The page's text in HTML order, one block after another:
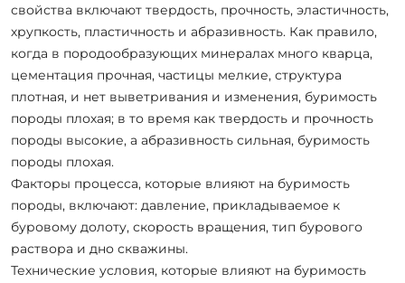
свойства включают твердость, прочность, эластичность,
хрупкость, пластичность и абразивность. Как правило,
когда в породообразующих минералах много кварца,
цементация прочная, частицы мелкие, структура
плотная, и нет выветривания и изменения, буримость
породы плохая; в то время как твердость и прочность
породы высокие, а абразивность сильная, буримость
породы плохая.
Факторы процесса, которые влияют на буримость
породы, включают: давление, прикладываемое к
буровому долоту, скорость вращения, тип бурового
раствора и дно скважины.
Технические условия, которые влияют на буримость